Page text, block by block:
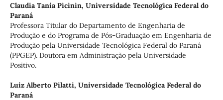
Claudia Tania Picinin, Universidade Tecnológica Federal do
Paraná
Professora Titular do Departamento de Engenharia de
Produção e do Programa de Pós-Graduação em Engenharia de
Produção pela Universidade Tecnológica Federal do Paraná
(PPGEP). Doutora em Administração pela Universidade
Positivo.
Luiz Alberto Pilatti, Universidade Tecnológica Federal do
Paraná